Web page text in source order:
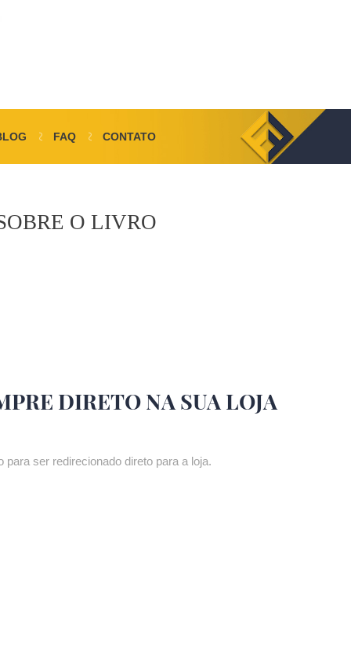
FAQ CONTATO
O LIVRO
DIRETO NA SUA LOJA
para ser redirecionado direto para a loja.